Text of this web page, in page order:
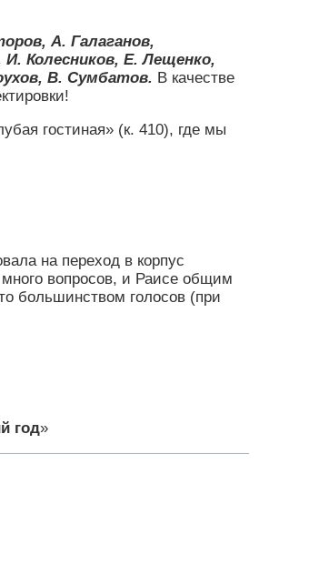
А. Галаганов,
И. Колесников, Е. Лещенко,
В. Сумбатов. В качестве
гостиная» (к. 410), где мы
на переход в корпус
вопросов, и Раисе общим
большинством голосов (при
год»